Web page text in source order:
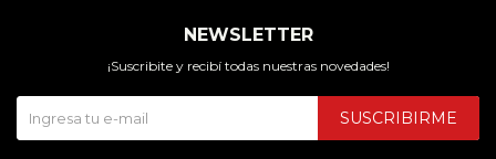
NEWSLETTER
¡Suscribite y recibí todas nuestras novedades!
SUSCRIBIRME